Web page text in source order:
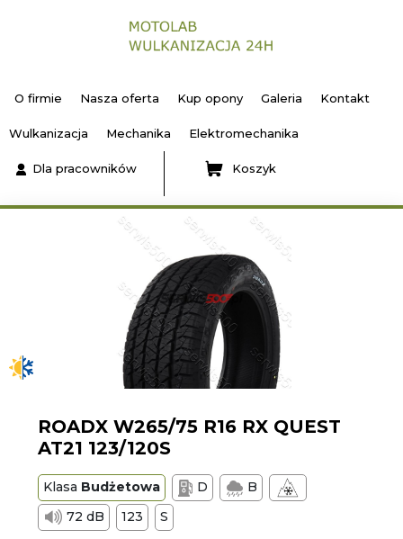
O firmie Nasza oferta Kup opony Galeria Kontakt
Wulkanizacja Mechanika Elektromechanika
Dla pracowników Koszyk
ROADX W265/75 R16 RX QUEST
AT21 123/120S
Klasa Budżetowa D
B
72 dB
123 S